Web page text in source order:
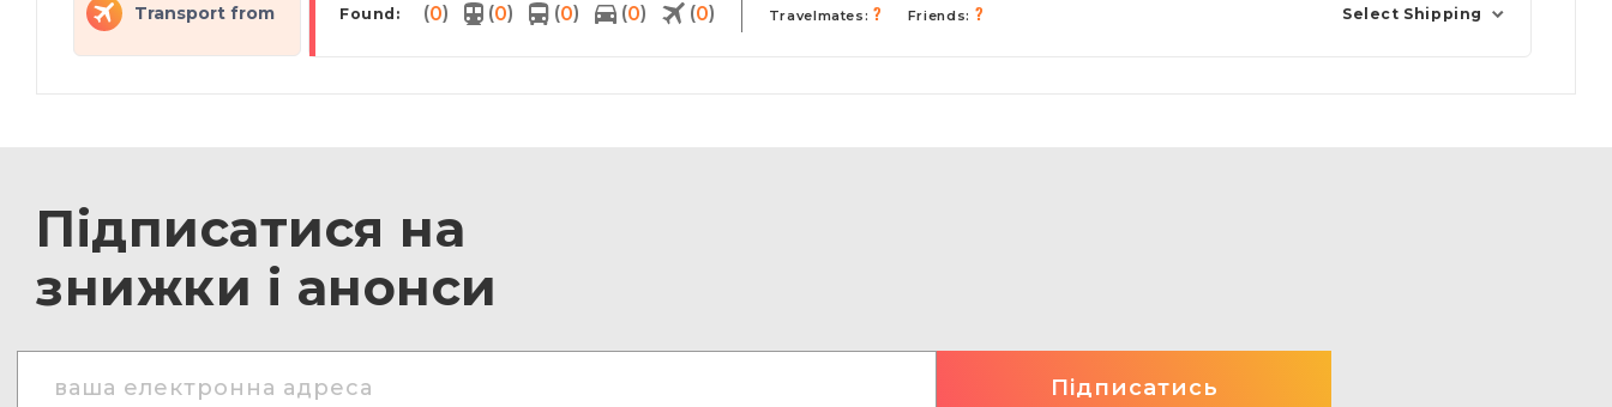
Transport from Found: (0) (0) (0) (0) (0) Travelmates:? Friends: ? Select Shipping
Підписатися на
знижки і анонси